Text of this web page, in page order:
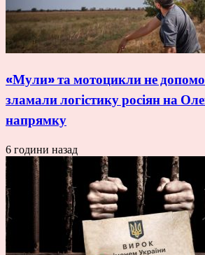
«Мули» та мотоцикли не
зламали логістику росіян на
напрямку
6 години назад